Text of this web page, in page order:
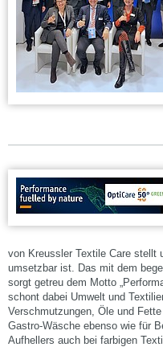
von Kreussler Textile Care stellt
umsetzbar ist. Das mit dem
sorgt getreu dem Motto
schont dabei Umwelt und
Verschmutzungen, Öle und
Gastro-Wäsche ebenso wie für
Aufhellers auch bei farbigen